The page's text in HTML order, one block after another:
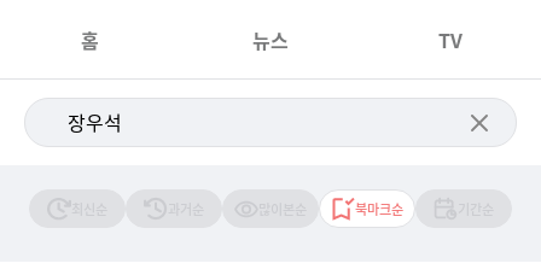
홈 뉴스 TV
북마크순